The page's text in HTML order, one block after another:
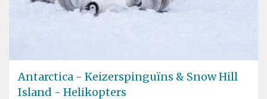
Antarctica - Keizerspinguïns & Snow Hill
Island - Helikopters